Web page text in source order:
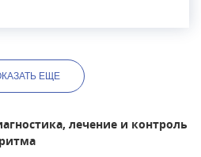
ЕЩЕ
лечение и контроль